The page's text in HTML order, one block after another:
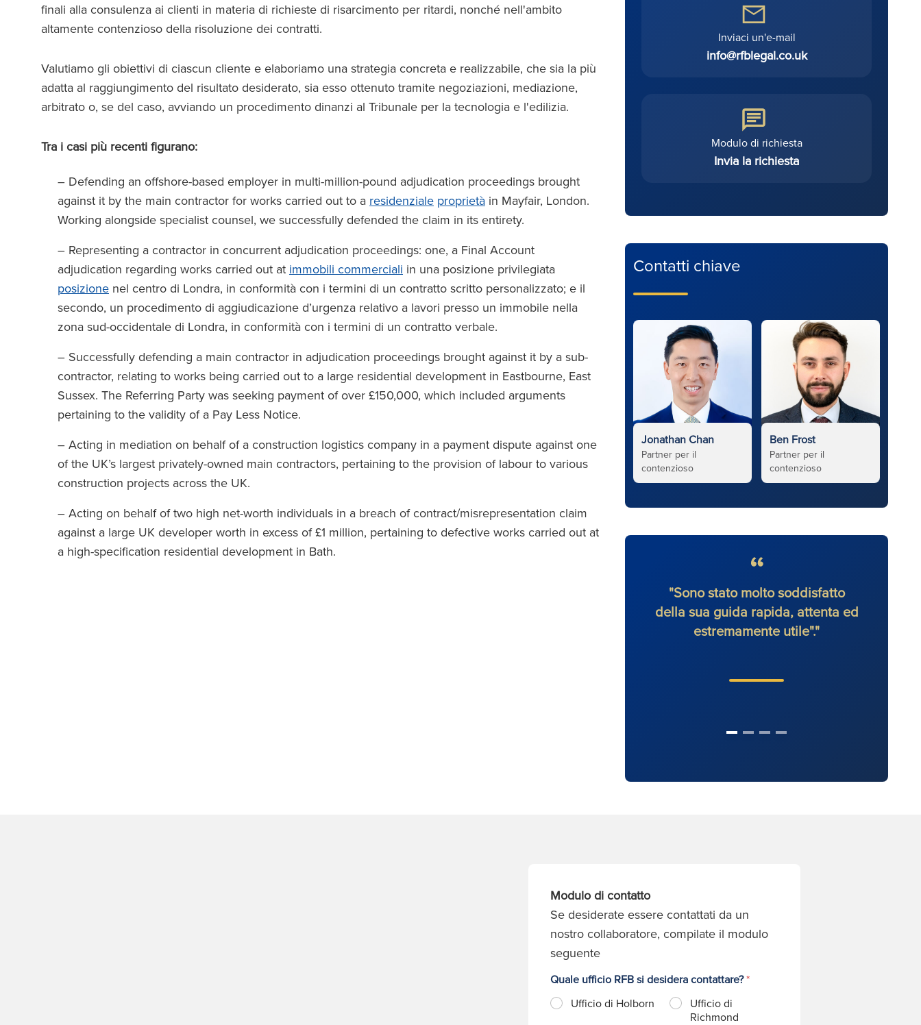
finali alla consulenza ai clienti in materia di richieste di risarcimento per ritardi, nonché nell'ambito
altamente contenzioso della risoluzione dei contratti.
Valutiamo gli obiettivi di ciascun cliente e elaboriamo una strategia concreta e realizzabile, che sia la più
adatta al raggiungimento del risultato desiderato, sia esso ottenuto tramite negoziazioni, mediazione,
arbitrato o, se del caso, avviando un procedimento dinanzi al Tribunale per la tecnologia e l'edilizia.
Tra i casi più recenti figurano:
– Defending an offshore-based employer in multi-million-pound adjudication proceedings brought
against it by the main contractor for works carried out to a residenziale proprietà in Mayfair, London.
Working alongside specialist counsel, we successfully defended the claim in its entirety.
– Representing a contractor in concurrent adjudication proceedings: one, a Final Account
adjudication regarding works carried out at immobili commerciali in una posizione privilegiata
posizione nel centro di Londra, in conformità con i termini di un contratto scritto personalizzato; e il
secondo, un procedimento di aggiudicazione d’urgenza relativo a lavori presso un immobile nella
zona sud-occidentale di Londra, in conformità con i termini di un contratto verbale.
– Successfully defending a main contractor in adjudication proceedings brought against it by a sub-
contractor, relating to works being carried out to a large residential development in Eastbourne, East
Sussex. The Referring Party was seeking payment of over £150,000, which included arguments
pertaining to the validity of a Pay Less Notice.
– Acting in mediation on behalf of a construction logistics company in a payment dispute against one
of the UK’s largest privately-owned main contractors, pertaining to the provision of labour to various
construction projects across the UK.
– Acting on behalf of two high net-worth individuals in a breach of contract/misrepresentation claim
against a large UK developer worth in excess of £1 million, pertaining to defective works carried out at
a high-specification residential development in Bath.
Inviaci un'e-mail
info@rfblegal.co.uk
Modulo di richiesta
Invia la richiesta
Contatti chiave
Jonathan Chan
Partner per il
contenzioso
Ben Frost
Partner per il
contenzioso
"Sono stato molto soddisfatto
della sua guida rapida, attenta ed
estremamente utile"."
Modulo di contatto
Se desiderate essere contattati da un
nostro collaboratore, compilate il modulo
seguente
Quale ufficio RFB si desidera contattare?*
Ufficio di Holborn
Ufficio di
Richmond